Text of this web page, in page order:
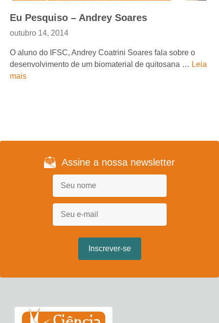
Eu Pesquiso – Andrey Soares
outubro 14, 2014
O aluno do IFSC, Andrey Coatrini Soares fala sobre o
desenvolvimento de um biomaterial de quitosana … Leia
mais
Assine a nossa newsletter